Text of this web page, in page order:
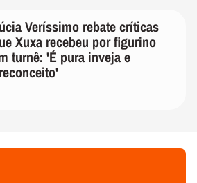
Veríssimo rebate críticas
Xuxa recebeu por figurino
turnê: 'É pura inveja e